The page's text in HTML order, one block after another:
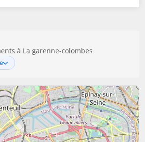
à La garenne-colombes